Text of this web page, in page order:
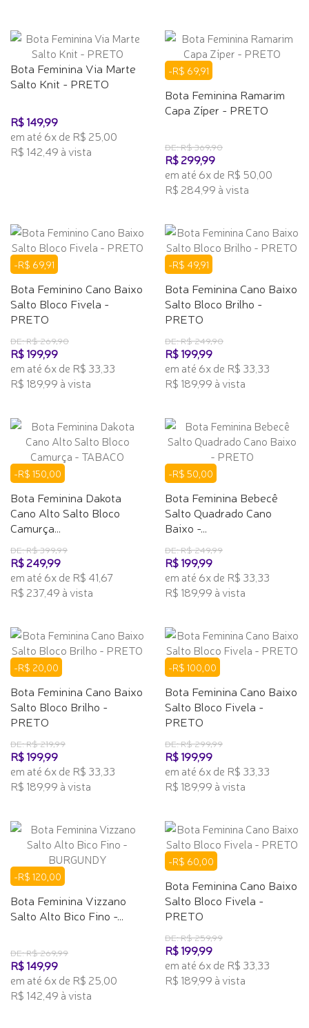
Bota Feminina Via Marte
Salto Knit - PRETO
R$ 149,99
em até 6x de R$ 25,00
R$ 142,49 à vista
-R$ 69,91
Bota Feminina Ramarim
Capa Zíper - PRETO
DE: R$ 369,90
R$ 299,99
em até 6x de R$ 50,00
R$ 284,99 à vista
-R$ 69,91
Bota Feminino Cano Baixo
Salto Bloco Fivela -
PRETO
DE: R$ 269,90
R$ 199,99
em até 6x de R$ 33,33
R$ 189,99 à vista
-R$ 49,91
Bota Feminina Cano Baixo
Salto Bloco Brilho -
PRETO
DE: R$ 249,90
R$ 199,99
em até 6x de R$ 33,33
R$ 189,99 à vista
-R$ 150,00
Bota Feminina Dakota
Cano Alto Salto Bloco
Camurça...
DE: R$ 399,99
R$ 249,99
em até 6x de R$ 41,67
R$ 237,49 à vista
-R$ 50,00
Bota Feminina Bebecê
Salto Quadrado Cano
Baixo -...
DE: R$ 249,99
R$ 199,99
em até 6x de R$ 33,33
R$ 189,99 à vista
-R$ 20,00
Bota Feminina Cano Baixo
Salto Bloco Brilho -
PRETO
DE: R$ 219,99
R$ 199,99
em até 6x de R$ 33,33
R$ 189,99 à vista
-R$ 100,00
Bota Feminina Cano Baixo
Salto Bloco Fivela -
PRETO
DE: R$ 299,99
R$ 199,99
em até 6x de R$ 33,33
R$ 189,99 à vista
-R$ 120,00
Bota Feminina Vizzano
Salto Alto Bico Fino -...
DE: R$ 269,99
R$ 149,99
em até 6x de R$ 25,00
R$ 142,49 à vista
-R$ 60,00
Bota Feminina Cano Baixo
Salto Bloco Fivela -
PRETO
DE: R$ 259,99
R$ 199,99
em até 6x de R$ 33,33
R$ 189,99 à vista